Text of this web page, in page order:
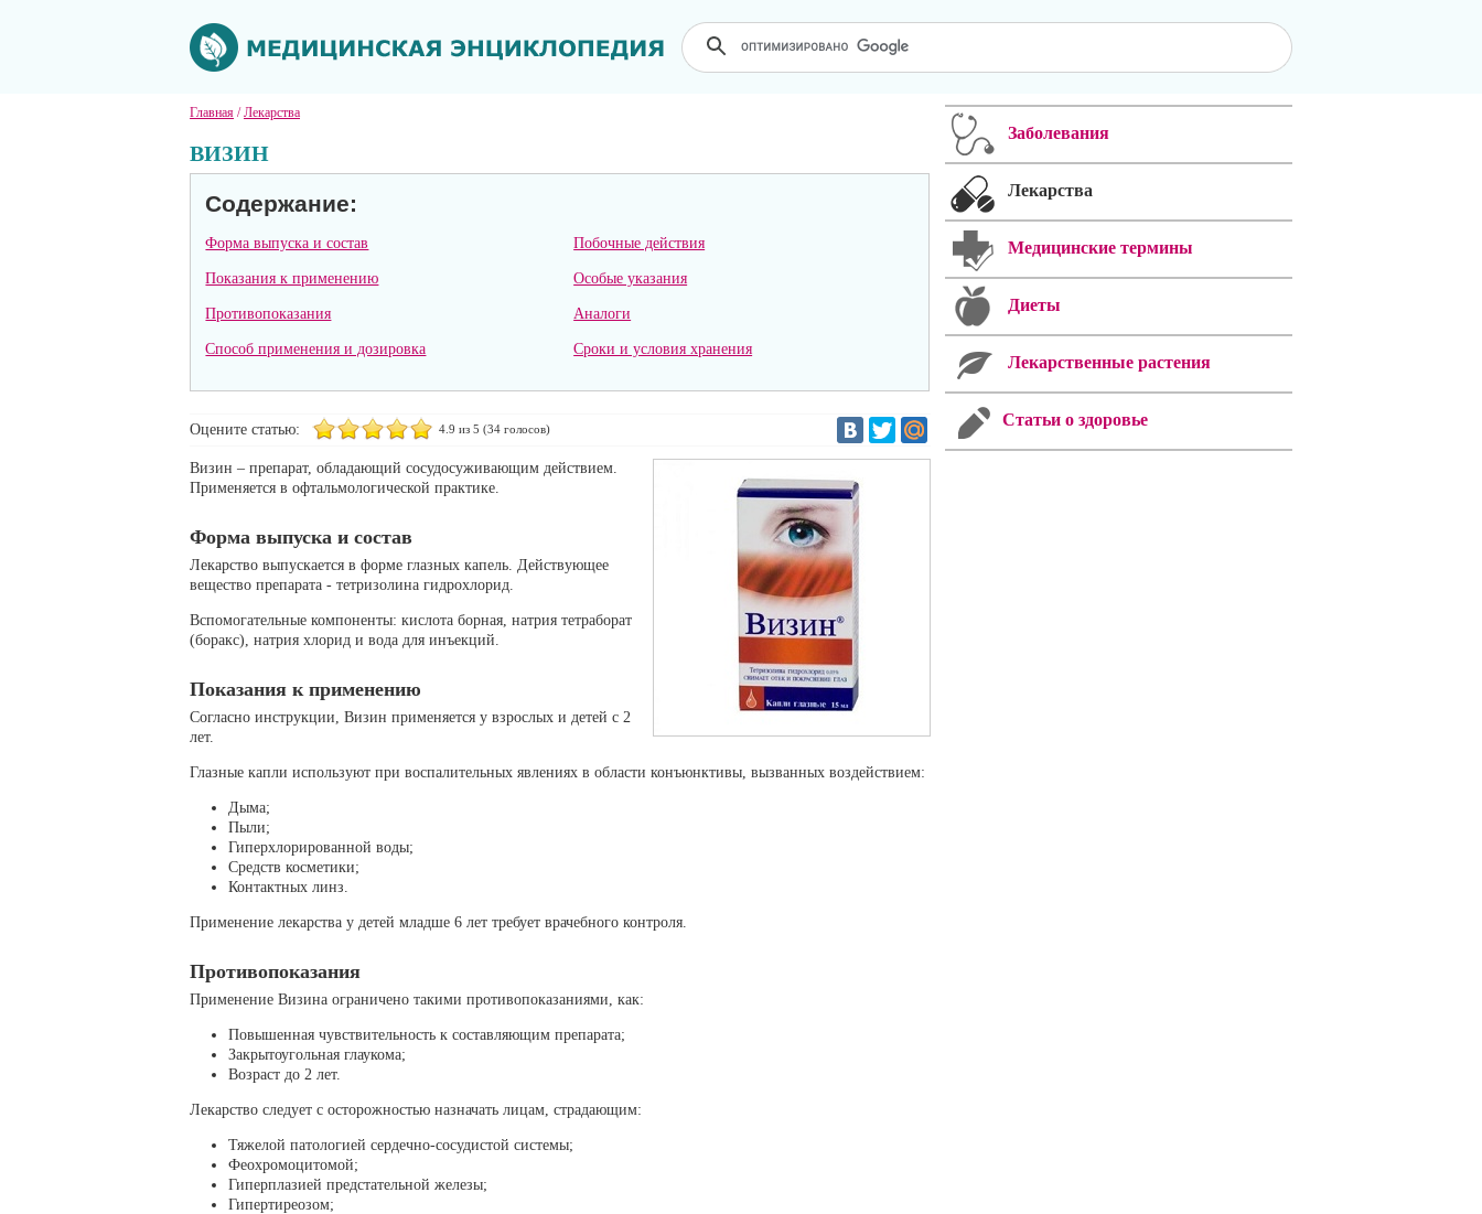
Главная /Лекарства
ВИЗИН
Содержание:
Форма выпуска и состав
Показания к применению
Противопоказания
Способ применения и дозировка
Побочные действия
Особые указания
Аналоги
Сроки и условия хранения
Оцените статью: 4.9 из 5 (34 голосов)
Визин – препарат, обладающий сосудосуживающим действием.
Применяется в офтальмологической практике.
Форма выпуска и состав
Лекарство выпускается в форме глазных капель. Действующее
вещество препарата - тетризолина гидрохлорид.
Вспомогательные компоненты: кислота борная, натрия тетраборат
(боракс), натрия хлорид и вода для инъекций.
Показания к применению
Согласно инструкции, Визин применяется у взрослых и детей с 2
лет.
Глазные капли используют при воспалительных явлениях в области конъюнктивы, вызванных воздействием:
Дыма;
Пыли;
Гиперхлорированной воды;
Средств косметики;
Контактных линз.
Применение лекарства у детей младше 6 лет требует врачебного контроля.
Противопоказания
Применение Визина ограничено такими противопоказаниями, как:
Повышенная чувствительность к составляющим препарата;
Закрытоугольная глаукома;
Возраст до 2 лет.
Лекарство следует с осторожностью назначать лицам, страдающим:
Тяжелой патологией сердечно-сосудистой системы;
Феохромоцитомой;
Гиперплазией предстательной железы;
Гипертиреозом;
Заболевания
Лекарства
Медицинские термины
Диеты
Лекарственные растения
Статьи о здоровье